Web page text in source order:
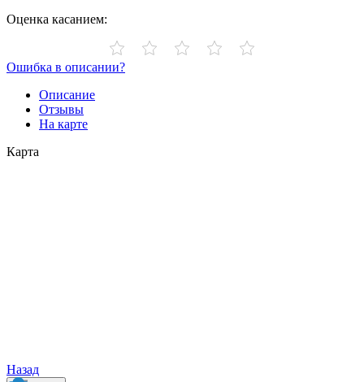
Оценка касанием:
Ошибка в описании?
Описание
Отзывы
На карте
Карта
Назад